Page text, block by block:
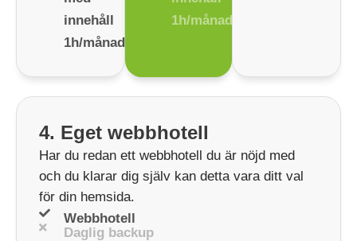
innehåll
1h/månad
1h/månad
4. Eget webbhotell
Har du redan ett webbhotell du är nöjd med
och du klarar dig själv kan detta vara ditt val
för din hemsida.
Webbhotell
Daglig backup